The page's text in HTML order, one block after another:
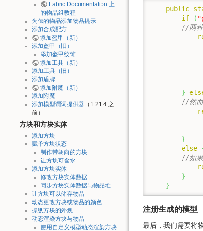
Fabric Documentation 上
的物品组教程
为你的物品添加物品提示
添加合成配方
添加盔甲（新）
添加盔甲（旧）
添加盔甲纹饰
添加工具（新）
添加工具（旧）
添加盾牌
添加附魔（新）
添加附魔
添加模型谓词提供器（1.21.4 之
前）
方块和方块实体
添加方块
赋予方块状态
制作带朝向的方块
让方块可含水
添加方块实体
修改方块实体数据
同步方块实体数据与物品堆
让方块可以储存物品
动态更改方块或物品的颜色
操纵方块的外观
动态渲染方块与物品
使用自定义模型动态渲染方块
public
if
(
//两种
}
//然而
}
else
//如果
}
}
注册生成的模型
最后，我们需要将